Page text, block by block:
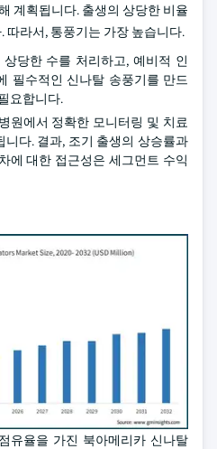
계획됩니다. 출생의 상당한 비율
따라서, 통풍기는 가장 높습니다.
당한 수를 처리하고, 예비적 인
필수적인 신나탈 송풍기를 만드
요합니다.
원에서 정확한 모니터링 및 치료
다. 결과, 조기 출생의 상승률과
에 대한 접근성은 세그먼트 수익
유율을 가진 북아메리카 신나탈